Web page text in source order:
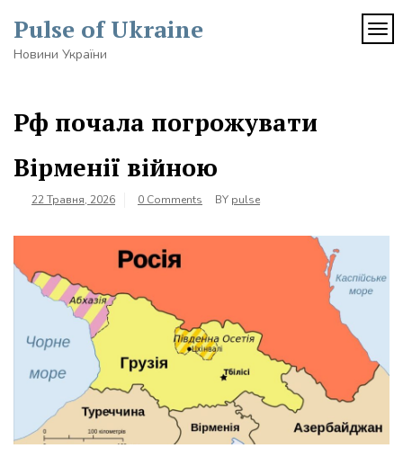
content
Pulse of Ukraine
Новини України
Рф почала погрожувати
Вірменії війною
22 Травня, 2026 0 Comments BY pulse